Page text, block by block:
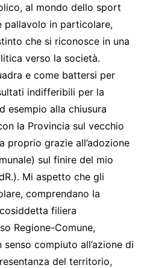
al mondo dello sport
pallavolo in particolare,
che si riconosce in una
verso la società.
e come battersi per
indifferibili per la
esempio alla chiusura
la Provincia sul vecchio
proprio grazie all’adozione
sul finire del mio
Mi aspetto che gli
comprendano la
filiera
Regione-Comune,
compiuto all’azione di
del territorio,